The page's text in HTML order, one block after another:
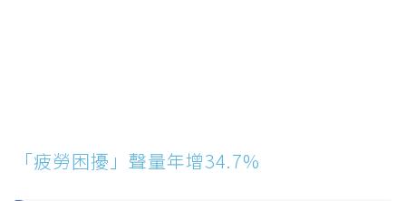
「疲勞困擾」聲量年增34.7%